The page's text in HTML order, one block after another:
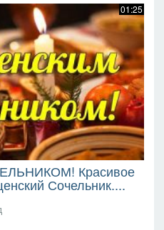
01:25
Красивое
Сочельник....